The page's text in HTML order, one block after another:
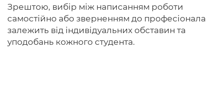
Зрештою, вибір між написанням роботи
самостійно або зверненням до професіонала
залежить від індивідуальних обставин та
уподобань кожного студента.